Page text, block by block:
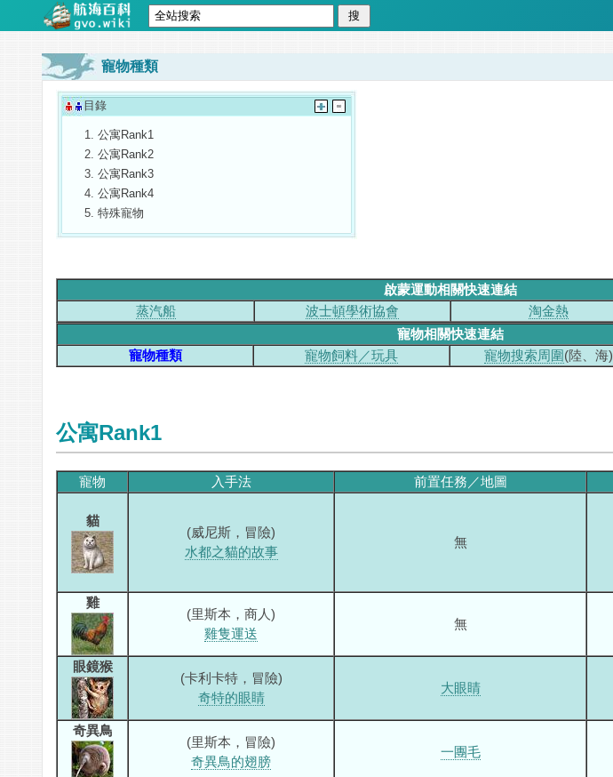
寵物種類
目錄
公寓Rank1
公寓Rank2
公寓Rank3
公寓Rank4
特殊寵物
啟蒙運動相關快速連結
蒸汽船
波士頓學術協會 淘金熱
寵物相關快速連結
寵物種類
寵物飼料／玩具 寵物搜索周圍(陸、海)
公寓Rank1
寵物 入手法 前置任務／地圖
貓
(威尼斯，冒險)
水都之貓的故事
無
雞
(里斯本，商人)
雞隻運送
無
眼鏡猴
(卡利卡特，冒險)
奇特的眼睛
大眼睛
奇異鳥
(里斯本，冒險)
奇異鳥的翅膀
一團毛